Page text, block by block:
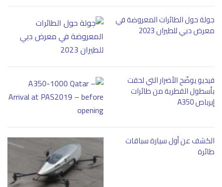
جولة حول الطائرات المعروضة في
معرض دبي للطيران 2023
فيديو يوضّح الأضرار التي لحقت
بأسطول القطرية من طائرات
إيرباص A350
الكشف عن أول سيارة سباقات
طائرة